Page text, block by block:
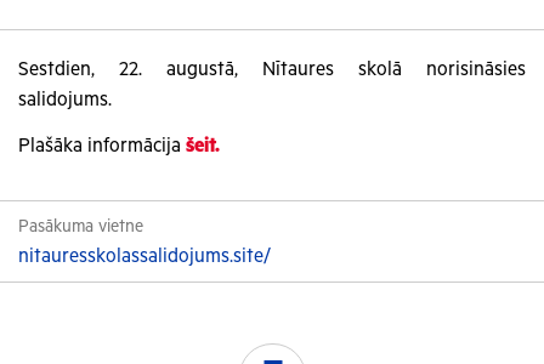
Sestdien, 22. augustā, Nītaures skolā norisināsies
salidojums.
Plašāka informācija šeit.
Pasākuma vietne
nitauresskolassalidojums.site/